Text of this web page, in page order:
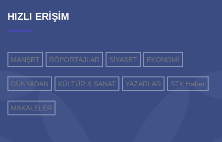
HIZLI ERİŞİM
MANŞET RÖPORTAJLAR SİYASET EKONOMİ
DÜNYADAN KÜLTÜR & SANAT YAZARLAR STK Haber
MAKALELER